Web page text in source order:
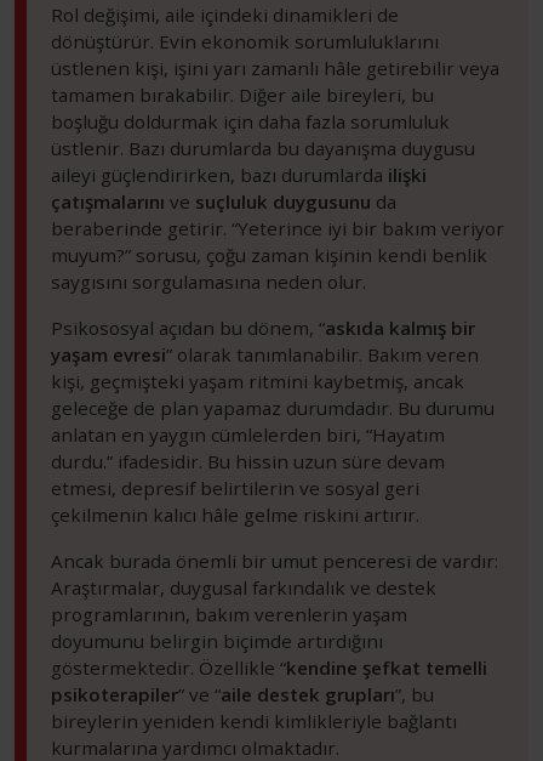
Rol değişimi, aile içindeki dinamikleri de
dönüştürür. Evin ekonomik sorumluluklarını
üstlenen kişi, işini yarı zamanlı hâle getirebilir veya
tamamen bırakabilir. Diğer aile bireyleri, bu
boşluğu doldurmak için daha fazla sorumluluk
üstlenir. Bazı durumlarda bu dayanışma duygusu
aileyi güçlendirirken, bazı durumlarda ilişki
çatışmalarını ve suçluluk duygusunu da
beraberinde getirir. “Yeterince iyi bir bakım veriyor
muyum?” sorusu, çoğu zaman kişinin kendi benlik
saygısını sorgulamasına neden olur.
Psikososyal açıdan bu dönem, “askıda kalmış bir
yaşam evresi” olarak tanımlanabilir. Bakım veren
kişi, geçmişteki yaşam ritmini kaybetmiş, ancak
geleceğe de plan yapamaz durumdadır. Bu durumu
anlatan en yaygın cümlelerden biri, “Hayatım
durdu.” ifadesidir. Bu hissin uzun süre devam
etmesi, depresif belirtilerin ve sosyal geri
çekilmenin kalıcı hâle gelme riskini artırır.
Ancak burada önemli bir umut penceresi de vardır:
Araştırmalar, duygusal farkındalık ve destek
programlarının, bakım verenlerin yaşam
doyumunu belirgin biçimde artırdığını
göstermektedir. Özellikle “kendine şefkat temelli
psikoterapiler” ve “aile destek grupları”, bu
bireylerin yeniden kendi kimlikleriyle bağlantı
kurmalarına yardımcı olmaktadır.